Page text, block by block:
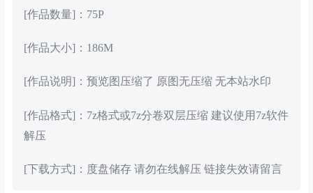
[作品数量]：75P
[作品大小]：186M
[作品说明]：预览图压缩了 原图无压缩 无本站水印
[作品格式]：7z格式或7z分卷双层压缩 建议使用7z软件
解压
[下载方式]：度盘储存 请勿在线解压 链接失效请留言